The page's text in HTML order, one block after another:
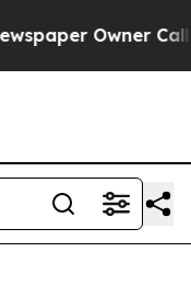
Owner Calls